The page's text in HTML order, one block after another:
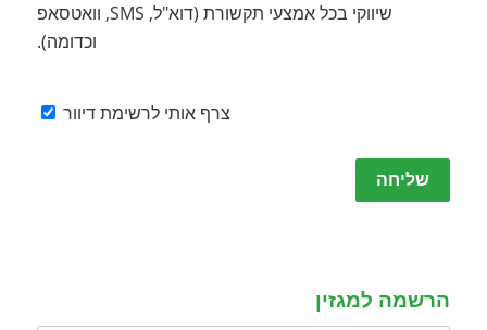
שיווקי בכל אמצעי תקשורת (דוא"ל, SMS, וואטסאפ
וכדומה).
צרף אותי לרשימת דיוור
Please
leave
הרשמה למגזין